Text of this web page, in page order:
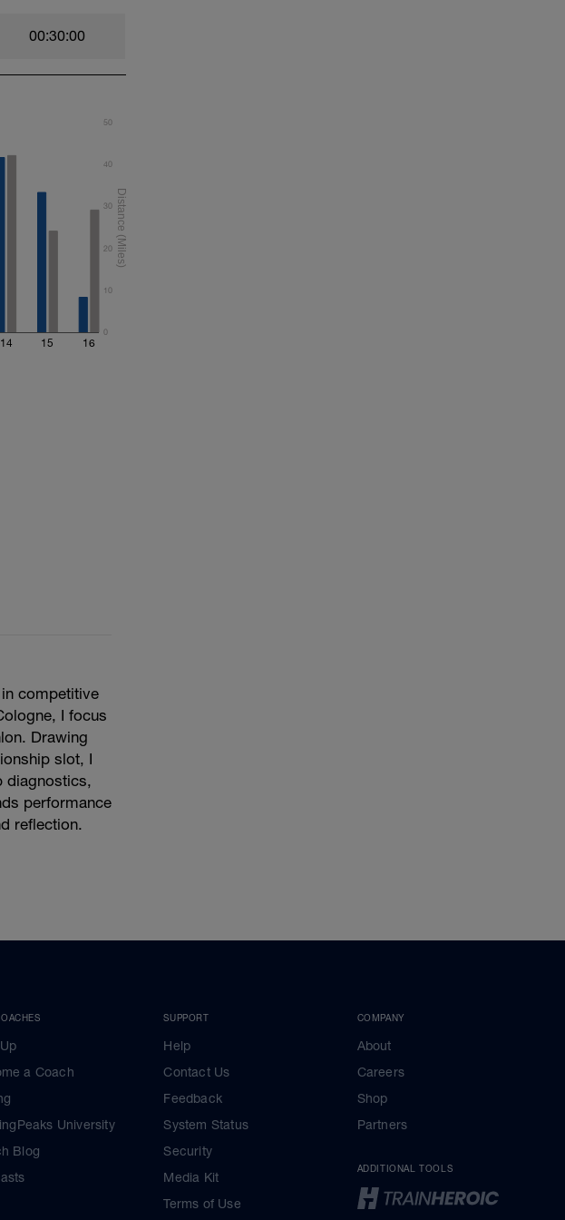
00:30:00
14 15 16
0
10
20
30
40
50
competitive
I focus
Drawing
slot, I
diagnostics,
performance
reflection.
a Coach
University
Blog
SUPPORT
Help
Contact Us
Feedback
System Status
Security
Media Kit
Terms of Use
COMPANY
About
Careers
Shop
Partners
ADDITIONAL TOOLS